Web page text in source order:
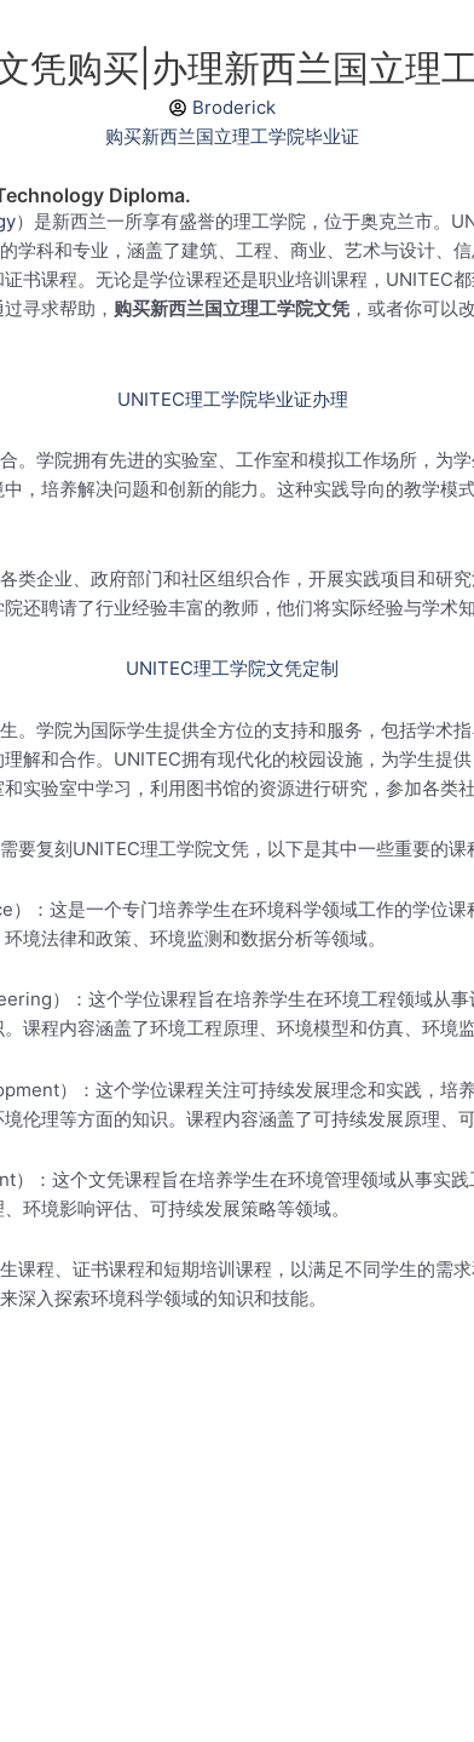
凭购买|办理新西兰国立理
Broderick
Diploma.
）是新西兰一所享有盛誉的理工学院，位于奥克兰市。
学科和专业，涵盖了建筑、工程、商业、艺术与设计、
书课程。无论是学位课程还是职业培训课程，UNITEC
寻求帮助， 购买新西兰国立理工学院文凭 ，或者你可以
。学院拥有先进的实验室、工作室和模拟工作场所，为
，培养解决问题和创新的能力。这种实践导向的教学模
类企业、政府部门和社区组织合作，开展实践项目和研
还聘请了行业经验丰富的教师，他们将实际经验与学术
。学院为国际学生提供全方位的支持和服务，包括学术
解和合作。UNITEC拥有现代化的校园设施，为学生提
实验室中学习，利用图书馆的资源进行研究，参加各类
复刻UNITEC理工学院文凭，以下是其中一些重要的课
：这是一个专门培养学生在环境科学领域工作的学位
境法律和政策、环境监测和数据分析等领域。
）：这个学位课程旨在培养学生在环境工程领域从
课程内容涵盖了环境工程原理、环境模型和仿真、环境监
）：这个学位课程关注可持续发展理念和实践，培
伦理等方面的知识。课程内容涵盖了可持续发展原理、
：这个文凭课程旨在培养学生在环境管理领域从事实
环境影响评估、可持续发展策略等领域。
课程、证书课程和短期培训课程，以满足不同学生的需
深入探索环境科学领域的知识和技能。